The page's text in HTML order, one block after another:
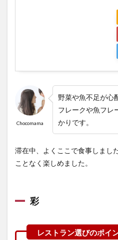
Chocomama
野菜や魚不足が心
フレークや魚フレ
かりです。
滞在中、よくここで食事しまし
ことなく楽しめました。
彩